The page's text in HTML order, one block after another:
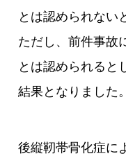
とは認められない
ただし、前件事故
とは認められると
結果となりました。
後縦靭帯骨化症に